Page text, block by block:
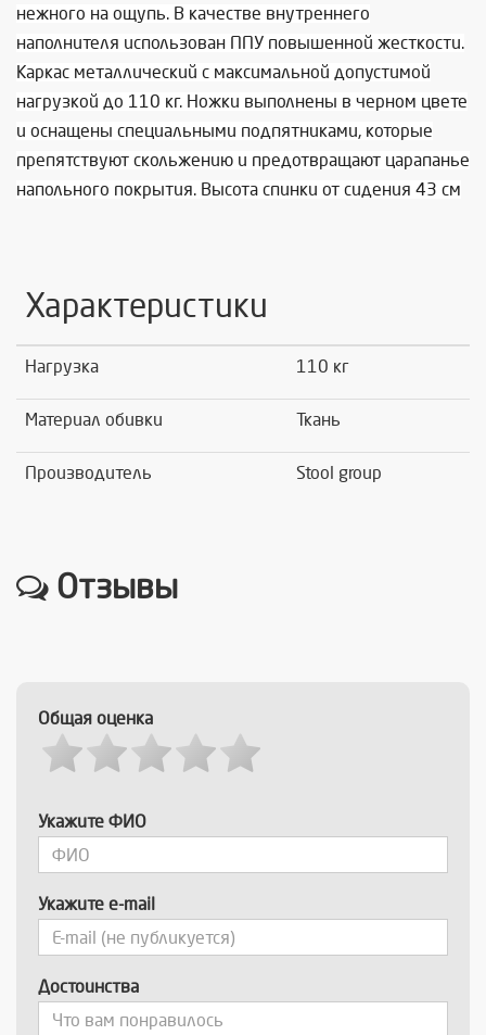
нежного на ощупь. В качестве внутреннего
наполнителя использован ППУ повышенной жесткости.
Каркас металлический с максимальной допустимой
нагрузкой до 110 кг. Ножки выполнены в черном цвете
и оснащены специальными подпятниками, которые
препятствуют скольжению и предотвращают царапанье
напольного покрытия. Высота спинки от сидения 43 см
Характеристики
Нагрузка 110 кг
Материал обивки Ткань
Производитель Stool group
Отзывы
Общая оценка
Укажите ФИО
Укажите e-mail
Достоинства